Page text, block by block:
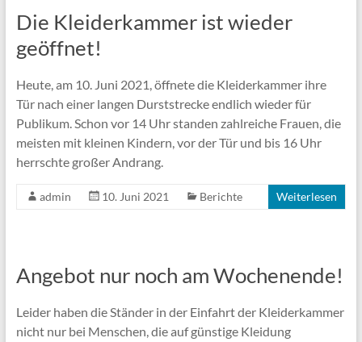
Die Kleiderkammer ist wieder
geöffnet!
Heute, am 10. Juni 2021, öffnete die Kleiderkammer ihre
Tür nach einer langen Durststrecke endlich wieder für
Publikum. Schon vor 14 Uhr standen zahlreiche Frauen, die
meisten mit kleinen Kindern, vor der Tür und bis 16 Uhr
herrschte großer Andrang.
admin 10. Juni 2021 Berichte Weiterlesen
Angebot nur noch am Wochenende!
Leider haben die Ständer in der Einfahrt der Kleiderkammer
nicht nur bei Menschen, die auf günstige Kleidung